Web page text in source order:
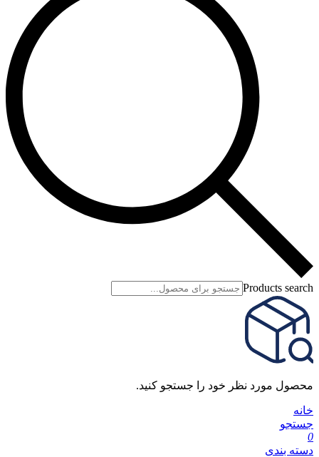
Products search
محصول مورد نظر خود را جستجو کنید.
خانه
جستجو
0
دسته بندی